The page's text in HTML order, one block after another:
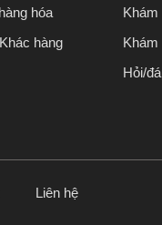
hóa
hàng
Khám
Khám
Hỏi/
Liên hệ